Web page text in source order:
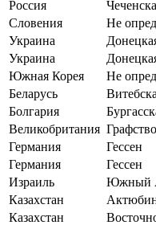
Россия
Словения
Не
Украина
Украина
Южная Корея
Не
Беларусь
Болгария
Великобритания
Германия
Гессен
Германия
Гессен
Израиль
Южный
Казахстан
Казахстан